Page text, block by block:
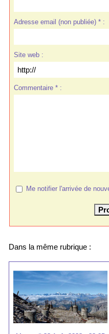
Adresse email (non publiée) * :
Site web :
Commentaire * :
Me notifier l'arrivée de
Dans la même rubrique :